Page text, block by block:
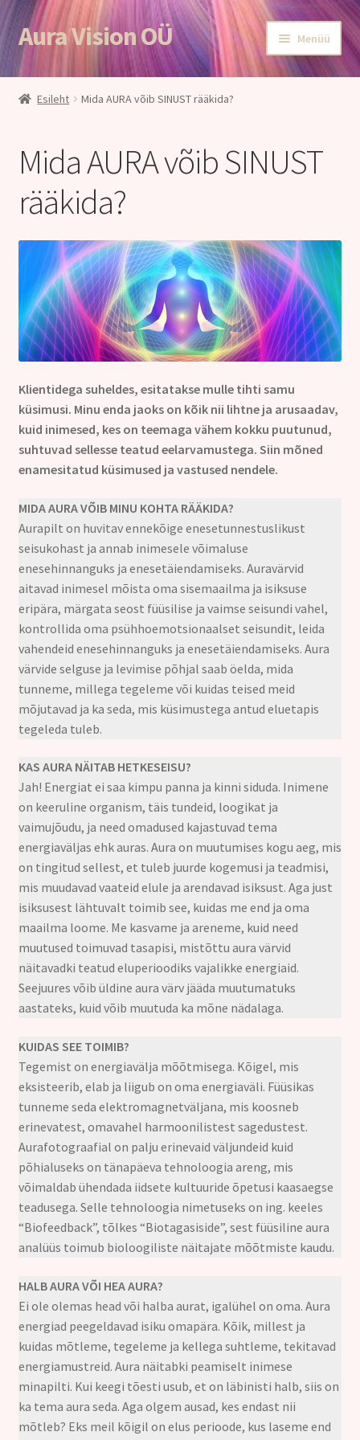
Aura Vision OÜ Menüü
Esileht
Teenused
Aroomiteraapia
Ole terve
Aura Vision ajakirjanduses
Huvitavat lugemist
Esileht Mida AURA võib SINUST rääkida?
Mida AURA võib SINUST
rääkida?
Klientidega suheldes, esitatakse mulle tihti samu
küsimusi. Minu enda jaoks on kõik nii lihtne ja arusaadav,
kuid inimesed, kes on teemaga vähem kokku puutunud,
suhtuvad sellesse teatud eelarvamustega. Siin mõned
enamesitatud küsimused ja vastused nendele.
MIDA AURA VÕIB MINU KOHTA RÄÄKIDA?
Aurapilt on huvitav ennekõige enesetunnestuslikust
seisukohast ja annab inimesele võimaluse
enesehinnanguks ja enesetäiendamiseks. Auravärvid
aitavad inimesel mõista oma sisemaailma ja isiksuse
eripära, märgata seost füüsilise ja vaimse seisundi vahel,
kontrollida oma psühhoemotsionaalset seisundit, leida
vahendeid enesehinnanguks ja enesetäiendamiseks. Aura
värvide selguse ja levimise põhjal saab öelda, mida
tunneme, millega tegeleme või kuidas teised meid
mõjutavad ja ka seda, mis küsimustega antud eluetapis
tegeleda tuleb.
KAS AURA NÄITAB HETKESEISU?
Jah! Energiat ei saa kimpu panna ja kinni siduda. Inimene
on keeruline organism, täis tundeid, loogikat ja
vaimujõudu, ja need omadused kajastuvad tema
energiaväljas ehk auras. Aura on muutumises kogu aeg, mis
on tingitud sellest, et tuleb juurde kogemusi ja teadmisi,
mis muudavad vaateid elule ja arendavad isiksust. Aga just
isiksusest lähtuvalt toimib see, kuidas me end ja oma
maailma loome. Me kasvame ja areneme, kuid need
muutused toimuvad tasapisi, mistõttu aura värvid
näitavadki teatud eluperioodiks vajalikke energiaid.
Seejuures võib üldine aura värv jääda muutumatuks
aastateks, kuid võib muutuda ka mõne nädalaga.
KUIDAS SEE TOIMIB?
Tegemist on energiavälja mõõtmisega. Kõigel, mis
eksisteerib, elab ja liigub on oma energiaväli. Füüsikas
tunneme seda elektromagnetväljana, mis koosneb
erinevatest, omavahel harmoonilistest sagedustest.
Aurafotograafial on palju erinevaid väljundeid kuid
põhialuseks on tänapäeva tehnoloogia areng, mis
võimaldab ühendada iidsete kultuuride õpetusi kaasaegse
teadusega. Selle tehnoloogia nimetuseks on ing. keeles
“Biofeedback”, tõlkes “Biotagasiside”, sest füüsiline aura
analüüs toimub bioloogiliste näitajate mõõtmiste kaudu.
HALB AURA VÕI HEA AURA?
Ei ole olemas head või halba aurat, igalühel on oma. Aura
energiad peegeldavad isiku omapära. Kõik, millest ja
kuidas mõtleme, tegeleme ja kellega suhtleme, tekitavad
energiamustreid. Aura näitabki peamiselt inimese
minapilti. Kui keegi tõesti usub, et on läbinisti halb, siis on
ka tema aura seda. Aga olgem ausad, kes endast nii
mõtleb? Eks meil kõigil on elus perioode, kus laseme end